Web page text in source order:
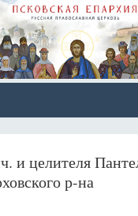
и целителя
р-на